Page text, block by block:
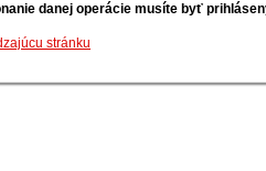
danej operácie musíte byť
stránku